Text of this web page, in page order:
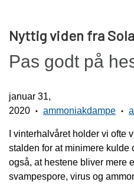
BØJLER -
SADEL SIT
HANGER
NO1 - SHAMPOO
HIGH
CHAPS I HØJ KVALITET
WESTERN
DET
CATTLEMAN
WEST
BRUGT/
ALL THAT
TILBEHØR
SPORT OG
REBGRIMER
PROFESSIONAL
TILL
HALSBÅND
Nyttig viden fra
Pas godt på
januar 31,
2020
• ammoniakdampe •
I vinterhalvåret holder vi ofte
stalden for at minimere kulde
også, at hestene bliver mere
svampespore, virus og